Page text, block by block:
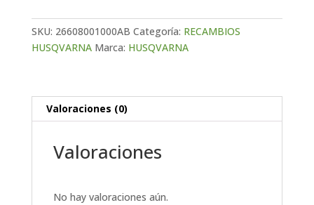
SKU: 26608001000AB Categoría: RECAMBIOS
HUSQVARNA Marca: HUSQVARNA
Valoraciones (0)
Valoraciones
No hay valoraciones aún.